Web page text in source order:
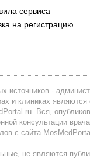
сервиса
на регистрацию
источников -
и клиниках
Вся,
консультации
с сайта
не являются